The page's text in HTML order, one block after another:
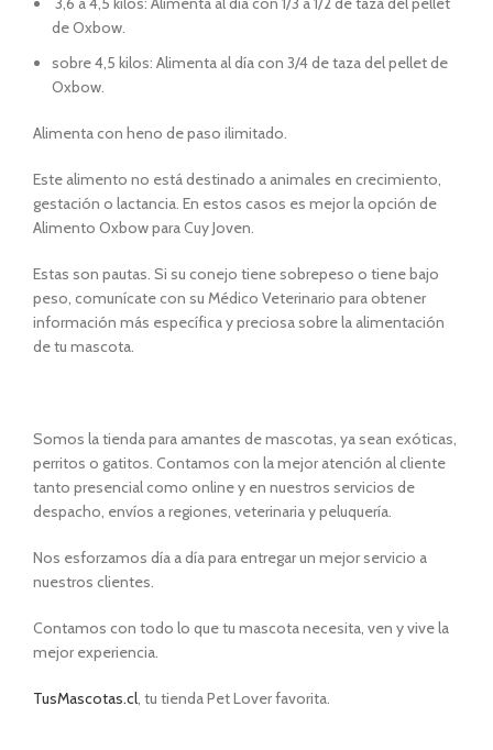
de Oxbow.
sobre 4,5 kilos: Alimenta al día con 3/4 de taza del pellet de
Oxbow.
Alimenta con heno de paso ilimitado.
Este alimento no está destinado a animales en crecimiento,
gestación o lactancia. En estos casos es mejor la opción de
Alimento Oxbow para Cuy Joven.
Estas son pautas. Si su conejo tiene sobrepeso o tiene bajo
peso, comunícate con su Médico Veterinario para obtener
información más específica y preciosa sobre la alimentación
de tu mascota.
Somos la tienda para amantes de mascotas, ya sean exóticas,
perritos o gatitos. Contamos con la mejor atención al cliente
tanto presencial como online y en nuestros servicios de
despacho, envíos a regiones, veterinaria y peluquería.
Nos esforzamos día a día para entregar un mejor servicio a
nuestros clientes.
Contamos con todo lo que tu mascota necesita, ven y vive la
mejor experiencia.
TusMascotas.cl, tu tienda Pet Lover favorita.